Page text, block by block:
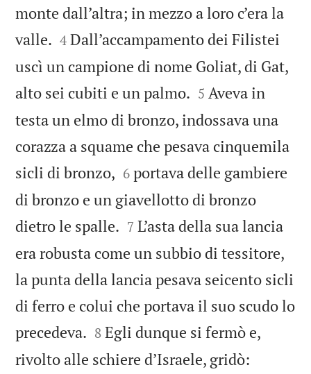
monte dall’altra; in mezzo a loro c’era la
valle. 

4 Dall’accampamento dei Filistei
uscì un campione di nome Goliat, di Gat,
alto sei cubiti e un palmo. 

5 Aveva in
testa un elmo di bronzo, indossava una
corazza a squame che pesava cinquemila
sicli di bronzo, 

6 portava delle gambiere
di bronzo e un giavellotto di bronzo
dietro le spalle. 

7 L’asta della sua lancia
era robusta come un subbio di tessitore,
la punta della lancia pesava seicento sicli
di ferro e colui che portava il suo scudo lo
precedeva. 

8 Egli dunque si fermò e,
rivolto alle schiere d’Israele, gridò: